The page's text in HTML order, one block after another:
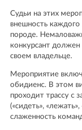
Судьи на этих
внешность каждого
породе.
конкурсант должен
своем владельце.
Мероприятие
обидиенс. В этом
проходит трассу с
(«сидеть»,
слаженность